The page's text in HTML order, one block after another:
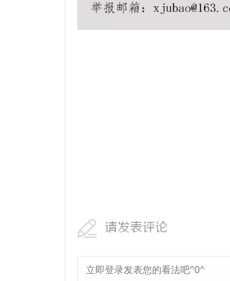
请发表评论